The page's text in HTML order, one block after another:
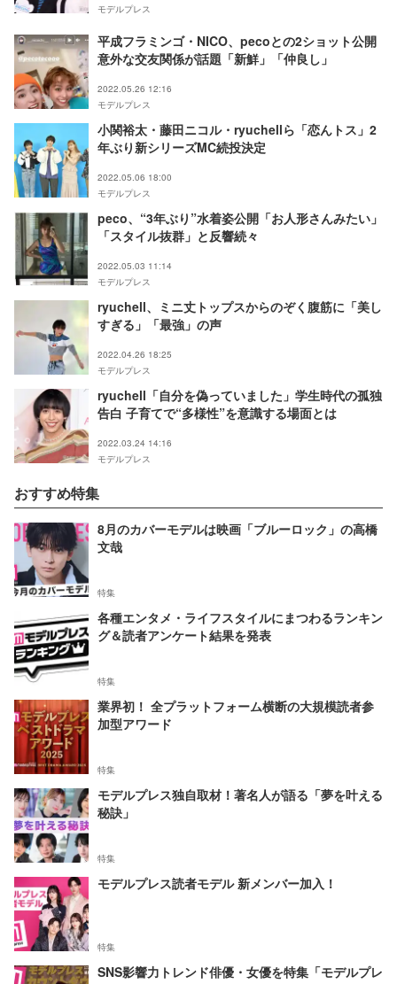
モデルプレス
平成フラミンゴ・NICO、pecoとの2ショット公開
意外な交友関係が話題「新鮮」「仲良し」
2022.05.26 12:16
モデルプレス
小関裕太・藤田ニコル・ryuchellら「恋んトス」2
年ぶり新シリーズMC続投決定
2022.05.06 18:00
モデルプレス
peco、“3年ぶり”水着姿公開「お人形さんみたい」
「スタイル抜群」と反響続々
2022.05.03 11:14
モデルプレス
ryuchell、ミニ丈トップスからのぞく腹筋に「美し
すぎる」「最強」の声
2022.04.26 18:25
モデルプレス
ryuchell「自分を偽っていました」学生時代の孤独
告白 子育てで“多様性”を意識する場面とは
2022.03.24 14:16
モデルプレス
おすすめ特集
8月のカバーモデルは映画「ブルーロック」の高橋
文哉
特集
各種エンタメ・ライフスタイルにまつわるランキン
グ＆読者アンケート結果を発表
特集
業界初！ 全プラットフォーム横断の大規模読者参
加型アワード
特集
モデルプレス独自取材！著名人が語る「夢を叶える
秘訣」
特集
モデルプレス読者モデル 新メンバー加入！
特集
SNS影響力トレンド俳優・女優を特集「モデルプレ